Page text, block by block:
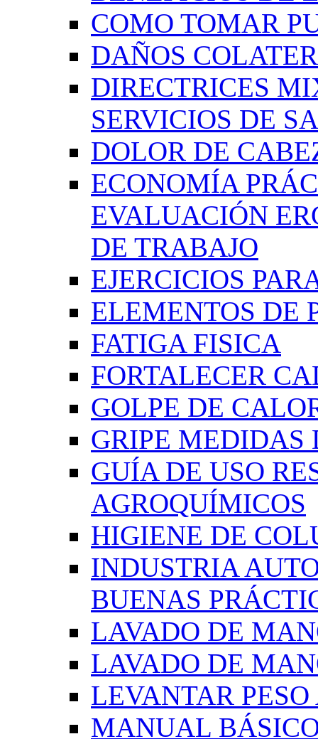
COMO TOMAR
DAÑOS
DIRECTRICES
SERVICIOS DE
DOLOR DE
ECONOMÍA
EVALUACIÓN
DE TRABAJO
EJERCICIOS
ELEMENTOS DE
FATIGA FISICA
FORTALECER
GOLPE DE
GRIPE MEDIDAS
GUÍA DE USO
AGROQUÍMICOS
HIGIENE DE
INDUSTRIA
BUENAS
LAVADO DE
LAVADO DE
LEVANTAR
MANUAL